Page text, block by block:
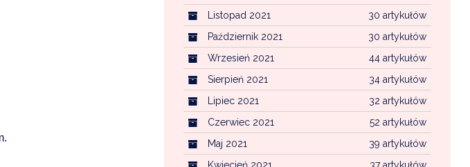
30 artykułów
Listopad 2021
30 artykułów
Październik 2021
44 artykułów
Wrzesień 2021
34 artykułów
Sierpień 2021
32 artykułów
Lipiec 2021
52 artykułów
Czerwiec 2021
39 artykułów
Maj 2021